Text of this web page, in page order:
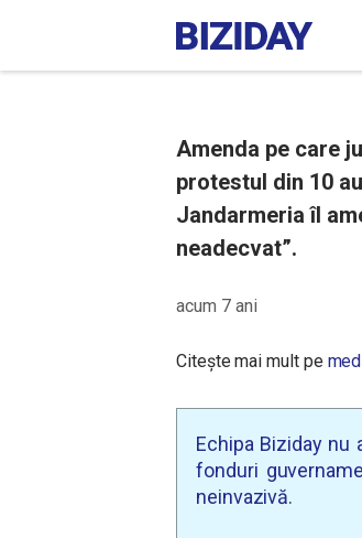
Amenda pe care
protestul din 10
Jandarmeria îl
neadecvat”.
acum 7 ani
Citește mai mult pe
Echipa Biziday
fonduri
neinvazivă.